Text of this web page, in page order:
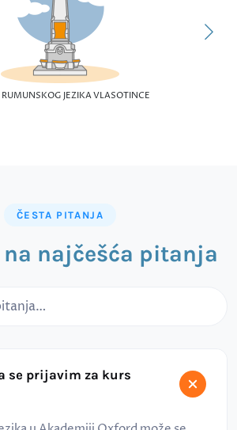
JEZIKA VLASOTINCE
ČESTA PITANJA
na najčešća pitanja
se prijavim za kurs